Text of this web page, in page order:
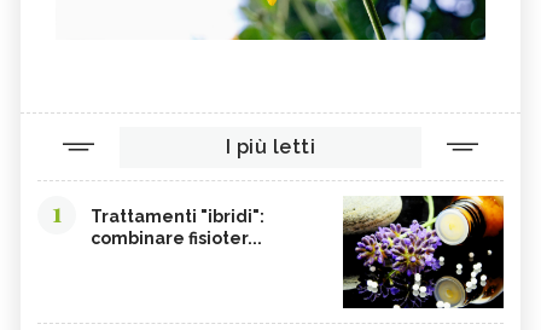
I più letti
1
Trattamenti "ibridi":
combinare fisioter...